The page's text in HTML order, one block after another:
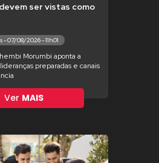
ser vistas como
- 07/08/2026 - 11h01
Morumbi aponta a
preparadas e canais
Ver MAIS